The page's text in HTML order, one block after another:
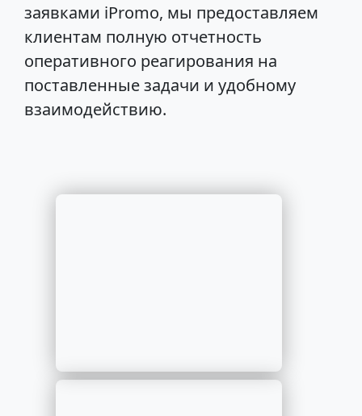
заявками iPromo, мы предоставляем
клиентам полную отчетность
оперативного реагирования на
поставленные задачи и удобному
взаимодействию.